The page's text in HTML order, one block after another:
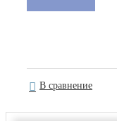
В сравнение